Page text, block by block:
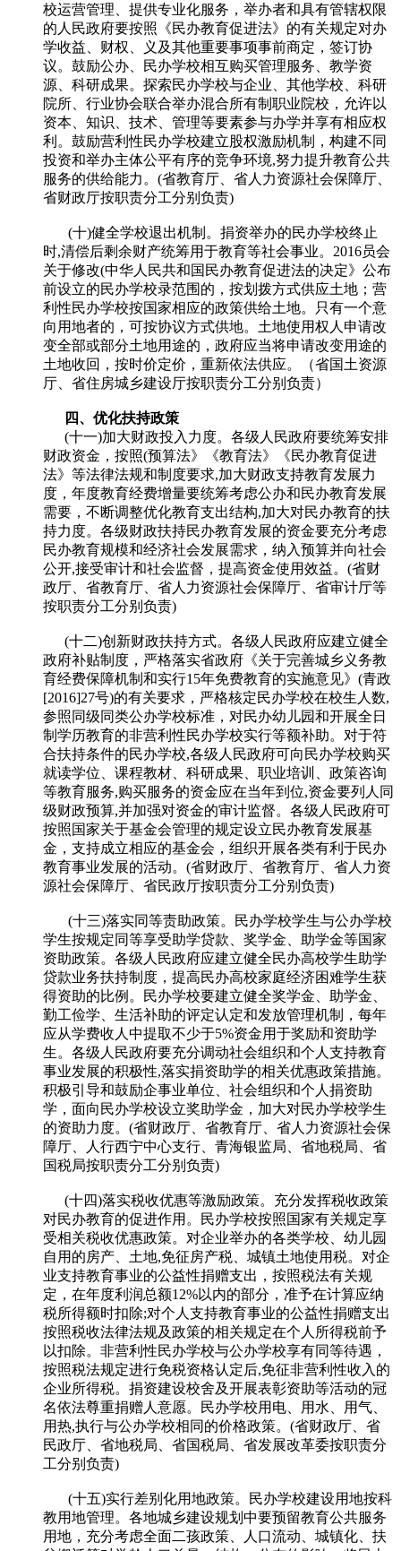
校运营管理、提供专业化服务，举办者和具有管辖权限
的人民政府要按照《民办教育促进法》的有关规定对办
学收益、财权、义及其他重要事项事前商定，签订协
议。鼓励公办、民办学校相互购买管理服务、教学资
源、科研成果。探索民办学校与企业、其他学校、科研
院所、行业协会联合举办混合所有制职业院校，允许以
资本、知识、技术、管理等要素参与办学并享有相应权
利。鼓励营利性民办学校建立股权激励机制，构建不同
投资和举办主体公平有序的竞争环境,努力提升教育公共
服务的供给能力。(省教育厅、省人力资源社会保障厅、
省财政厅按职责分工分别负责)
(十)健全学校退出机制。捐资举办的民办学校终止
时,清偿后剩余财产统筹用于教育等社会事业。2016员会
关于修改(中华人民共和国民办教育促进法的决定》公布
前设立的民办学校录范围的，按划拨方式供应土地；营
利性民办学校按国家相应的政策供给土地。只有一个意
向用地者的，可按协议方式供地。土地使用权人申请改
变全部或部分土地用途的，政府应当将申请改变用途的
土地收回，按时价定价，重新依法供应。（省国土资源
厅、省住房城乡建设厅按职责分工分别负责）
四、优化扶持政策
(十一)加大财政投入力度。各级人民政府要统筹安排
财政资金，按照(预算法》《教育法》《民办教育促进
法》等法律法规和制度要求,加大财政支持教育发展力
度，年度教育经费增量要统筹考虑公办和民办教育发展
需要，不断调整优化教育支出结构,加大对民办教育的扶
持力度。各级财政扶持民办教育发展的资金要充分考虑
民办教育规模和经济社会发展需求，纳入预算并向社会
公开,接受审计和社会监督，提高资金使用效益。(省财
政厅、省教育厅、省人力资源社会保障厅、省审计厅等
按职责分工分别负责)
(十二)创新财政扶持方式。各级人民政府应建立健全
政府补贴制度，严格落实省政府《关于完善城乡义务教
育经费保障机制和实行15年免费教育的实施意见》(青政
[2016]27号)的有关要求，严格核定民办学校在校生人数,
参照同级同类公办学校标准，对民办幼儿园和开展全日
制学历教育的非营利性民办学校实行等额补助。对于符
合扶持条件的民办学校,各级人民政府可向民办学校购买
就读学位、课程教材、科研成果、职业培训、政策咨询
等教育服务,购买服务的资金应在当年到位,资金要列人同
级财政预算,并加强对资金的审计监督。各级人民政府可
按照国家关于基金会管理的规定设立民办教育发展基
金，支持成立相应的基金会，组织开展各类有利于民办
教育事业发展的活动。(省财政厅、省教育厅、省人力资
源社会保障厅、省民政厅按职责分工分别负责)
(十三)落实同等责助政策。民办学校学生与公办学校
学生按规定同等享受助学贷款、奖学金、助学金等国家
资助政策。各级人民政府应建立健全民办高校学生助学
贷款业务扶持制度，提高民办高校家庭经济困难学生获
得资助的比例。民办学校要建立健全奖学金、助学金、
勤工俭学、生活补助的评定认定和发放管理机制，每年
应从学费收人中提取不少于5%资金用于奖励和资助学
生。各级人民政府要充分调动社会组织和个人支持教育
事业发展的积极性,落实捐资助学的相关优惠政策措施。
积极引导和鼓励企事业单位、社会组织和个人捐资助
学，面向民办学校设立奖助学金，加大对民办学校学生
的资助力度。(省财政厅、省教育厅、省人力资源社会保
障厅、人行西宁中心支行、青海银监局、省地税局、省
国税局按职责分工分别负责)
(十四)落实税收优惠等激励政策。充分发挥税收政策
对民办教育的促进作用。民办学校按照国家有关规定享
受相关税收优惠政策。对企业举办的各类学校、幼儿园
自用的房产、土地,免征房产税、城镇土地使用税。对企
业支持教育事业的公益性捐赠支出，按照税法有关规
定，在年度利润总额12%以内的部分，准予在计算应纳
税所得额时扣除;对个人支持教育事业的公益性捐赠支出
按照税收法律法规及政策的相关规定在个人所得税前予
以扣除。非营利性民办学校与公办学校享有同等待遇，
按照税法规定进行免税资格认定后,免征非营利性收入的
企业所得税。捐资建设校舍及开展表彰资助等活动的冠
名依法尊重捐赠人意愿。民办学校用电、用水、用气、
用热,执行与公办学校相同的价格政策。(省财政厅、省
民政厅、省地税局、省国税局、省发展改革委按职责分
工分别负责)
(十五)实行差别化用地政策。民办学校建设用地按科
教用地管理。各地城乡建设规划中要预留教育公共服务
用地，充分考虑全面二孩政策、人口流动、城镇化、扶